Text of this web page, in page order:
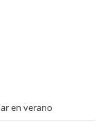
en verano